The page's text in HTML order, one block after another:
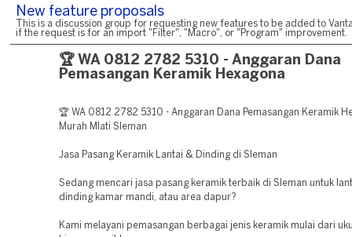
New feature proposals
This is a discussion group for requesting new features to be added to
if the request is for an import "Filter", "Macro", or "Program" improvement.
🏆 WA 0812 2782 5310 - Anggaran Dana
Pemasangan Keramik Hexagona
🏆 WA 0812 2782 5310 - Anggaran Dana Pemasangan Keramik
Murah Mlati Sleman
Jasa Pasang Keramik Lantai & Dinding di Sleman
Sedang mencari jasa pasang keramik terbaik di Sleman untuk
dinding kamar mandi, atau area dapur?
Kami melayani pemasangan berbagai jenis keramik mulai dari